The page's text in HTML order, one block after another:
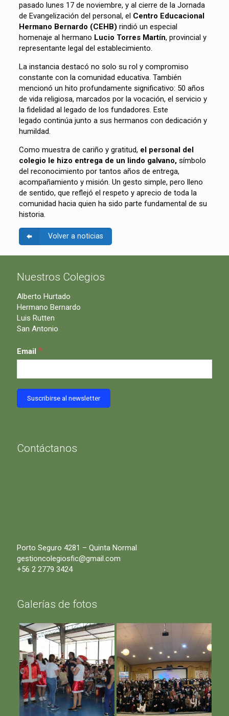
pasado lunes 17 de noviembre, y al cierre de la Jornada
de Evangelización del personal, el Centro Educacional
Hermano Bernardo (CEHB) rindió un especial
homenaje al hermano Lucio Torres Martín, provincial y
representante legal del establecimiento.
La instancia destacó no solo su rol y compromiso
constante con la comunidad educativa. También
mencionó un hito profundamente significativo: 50 años
de vida religiosa, marcados por la vocación, el servicio y
la fidelidad al legado de los fundadores. Este
legado continúa junto a sus hermanos con dedicación y
humildad.
Como muestra de cariño y gratitud, el personal del
colegio le hizo entrega de un lindo galvano,símbolo
del reconocimiento por tantos años de entrega,
acompañamiento y misión. Un gesto simple, pero lleno
de sentido, que reflejó el respeto y aprecio de toda la
comunidad hacia quien ha sido parte fundamental de su
historia.
Volver a noticias
Nuestros Colegios
Alberto Hurtado
Hermano Bernardo
Luis Rutten
San Antonio
Email *
Contáctanos
Porto Seguro 4281 – Quinta Normal
gestioncolegiosfic@gmail.com
+56 2 2779 3424
Galerías de fotos